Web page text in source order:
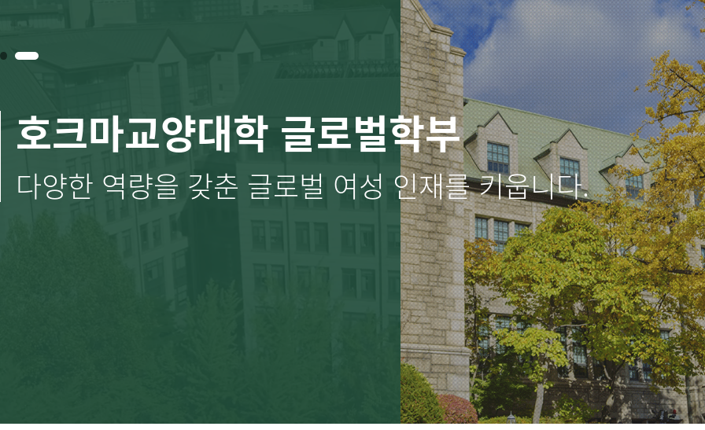
호크마교양대학 글로벌학부
다양한 역량을 갖춘 글로벌 여성 인재를 키웁니다.